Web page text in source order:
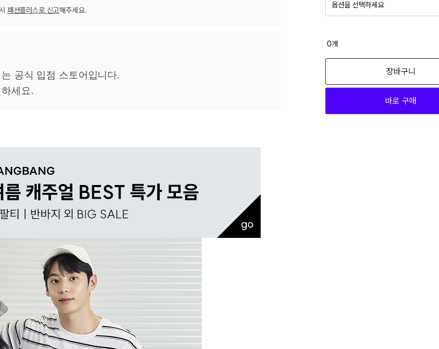
장바구니 쿠폰
품이에요
요?
옵션을 선택하세요
0개
장바구니
바로 구매